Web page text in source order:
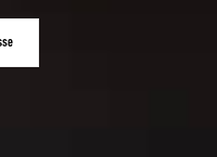
Großkunden